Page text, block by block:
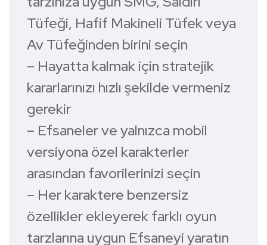
Tüfeği, Hafif Makineli Tüfek veya
Av Tüfeğinden birini seçin
– Hayatta kalmak için stratejik
kararlarınızı hızlı şekilde vermeniz
gerekir
– Efsaneler ve yalnızca mobil
versiyona özel karakterler
arasından favorilerinizi seçin
– Her karaktere benzersiz
özellikler ekleyerek farklı oyun
tarzlarına uygun Efsaneyi yaratın